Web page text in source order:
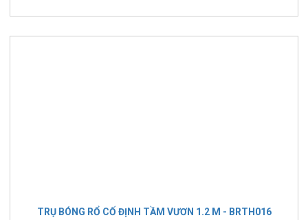
TRỤ BÓNG RỔ CỐ ĐỊNH TẦM VƯƠN 1.2 M - BRTH016